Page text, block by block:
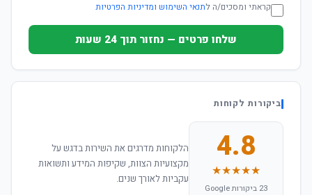
קראתי ומסכים/ה לתנאי השימוש ומדיניות הפרטיות
שלחו פרטים — נחזור תוך 24 שעות
ביקורות לקוחות
4.8
★★★★★
23 ביקורות Google
הלקוחות מדרגים את השירות בדגש על
מקצועיות הצוות, שקיפות המידע ותשואות
עקביות לאורך שנים.